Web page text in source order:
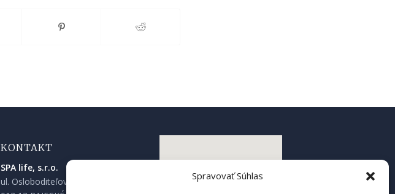
Spravovať Súhlas
KONTAKT
SPA life, s.r.o.
ul. Osloboditeľov 90